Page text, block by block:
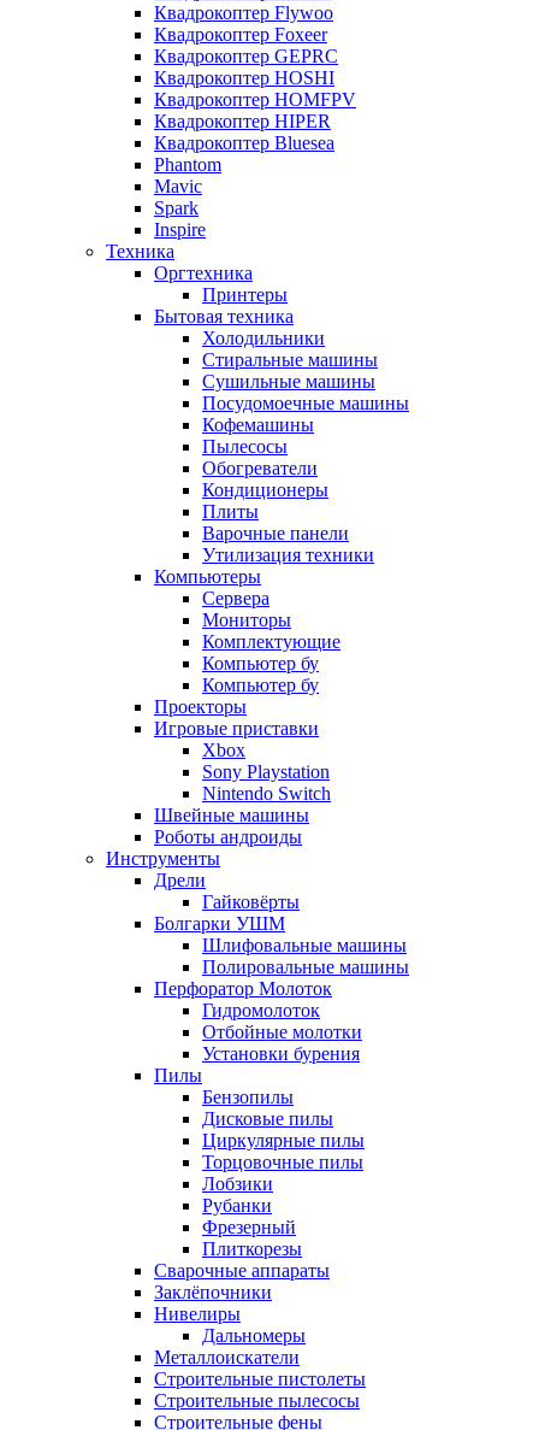
Квадрокоптер Flywoo
Квадрокоптер Foxeer
Квадрокоптер GEPRC
Квадрокоптер HOSHI
Квадрокоптер HOMFPV
Квадрокоптер HIPER
Квадрокоптер Bluesea
Phantom
Mavic
Spark
Inspire
Техника
Оргтехника
Принтеры
Бытовая техника
Холодильники
Стиральные машины
Сушильные машины
Посудомоечные машины
Кофемашины
Пылесосы
Обогреватели
Кондиционеры
Плиты
Варочные панели
Утилизация техники
Компьютеры
Сервера
Мониторы
Комплектующие
Компьютер бу
Компьютер бу
Проекторы
Игровые приставки
Xbox
Sony Playstation
Nintendo Switch
Швейные машины
Роботы андроиды
Инструменты
Дрели
Гайковёрты
Болгарки УШМ
Шлифовальные машины
Полировальные машины
Перфоратор Молоток
Гидромолоток
Отбойные молотки
Установки бурения
Пилы
Бензопилы
Дисковые пилы
Циркулярные пилы
Торцовочные пилы
Лобзики
Рубанки
Фрезерный
Плиткорезы
Сварочные аппараты
Заклёпочники
Нивелиры
Дальномеры
Металлоискатели
Строительные пистолеты
Строительные пылесосы
Строительные фены